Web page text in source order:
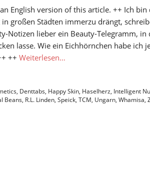
English version of this article. ++ Ich
großen Städten immerzu drängt,
Notizen lieber ein Beauty-Telegramm,
lasse. Wie ein Eichhörnchen habe ich
++Weiterlesen…
, Denttabs, Happy Skin, Haselherz, Intelligent
Beans, R.L. Linden, Speick, TCM, Ungarn, Whamisa,